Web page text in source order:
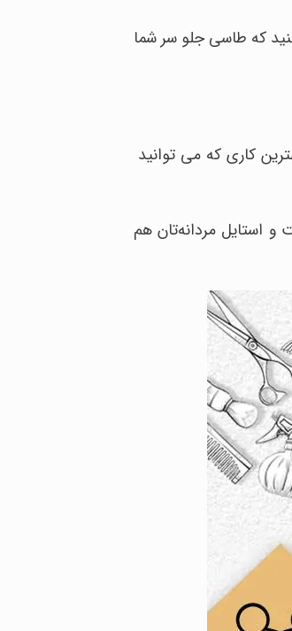
که طاسی جلو سر شما
کاری که می توانید
و استایل مردانه‌تان هم